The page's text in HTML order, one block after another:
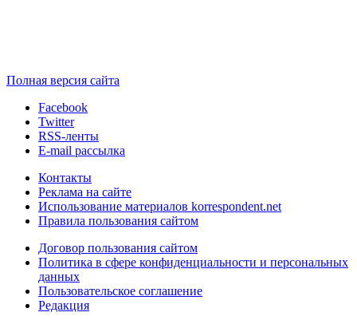
Полная версия сайта
Facebook
Twitter
RSS-ленты
E-mail рассылка
Контакты
Реклама на сайте
Использование материалов korrespondent.net
Правила пользования сайтом
Договор пользования сайтом
Политика в сфере конфиденциальности и персональных
данных
Пользовательское соглашение
Редакция